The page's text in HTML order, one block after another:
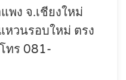
พง จ.เชียงใหม่
หวนรอบใหม่ ตรง
ทร 081-